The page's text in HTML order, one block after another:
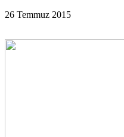
26 Temmuz 2015